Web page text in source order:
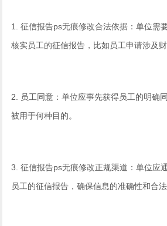
1. 征信报告ps无痕修改合法依据：单位需
核实员工的征信报告，比如员工申请涉及财
2. 员工同意：单位应事先获得员工的明确
被用于何种目的。
3. 征信报告ps无痕修改正规渠道：单位应
员工的征信报告，确保信息的准确性和合法